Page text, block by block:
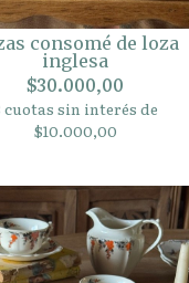
consomé de loza
inglesa
$30.000,00
cuotas sin interés de
$10.000,00